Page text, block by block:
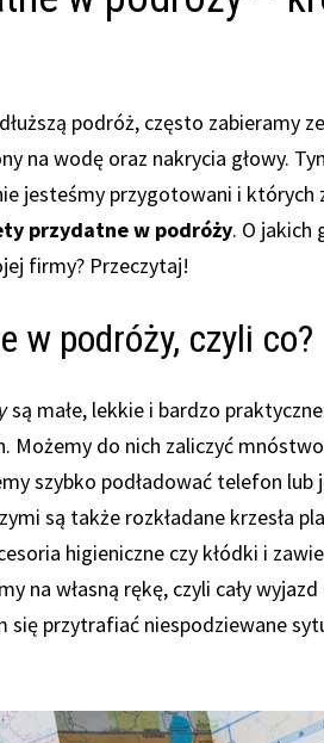
podróż, często zabieramy
na wodę oraz nakrycia głowy.
jesteśmy przygotowani i których
przydatne w podróży. O jakich
firmy? Przeczytaj!
w podróży, czyli co?
są małe, lekkie i bardzo
Możemy do nich zaliczyć
szybko podładować telefon
są także rozkładane krzesła
higieniczne czy kłódki i
na własną rękę, czyli cały
się przytrafiać niespodziewane